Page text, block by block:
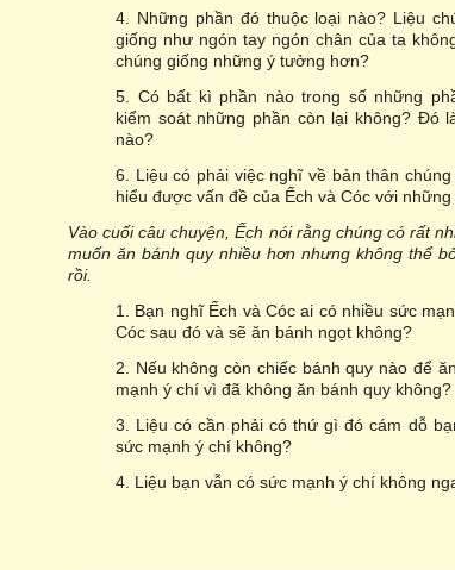
4. Những phần đó thuộc loại nào? Liệu
giống như ngón tay ngón chân của ta
chúng giống những ý tưởng hơn?
5. Có bất kì phần nào trong số những
kiểm soát những phần còn lại không? Đó
nào?
6. Liệu có phải việc nghĩ về bản thân
hiểu được vấn đề của Ếch và Cóc với
Vào cuối câu chuyện, Ếch nói rằng chúng có rất
muốn ăn bánh quy nhiều hơn nhưng không thể
rồi.
1. Bạn nghĩ Ếch và Cóc ai có nhiều sức
Cóc sau đó và sẽ ăn bánh ngọt không?
2. Nếu không còn chiếc bánh quy nào để
mạnh ý chí vì đã không ăn bánh quy không?
3. Liệu có cần phải có thứ gì đó cám dỗ
sức mạnh ý chí không?
4. Liệu bạn vẫn có sức mạnh ý chí không